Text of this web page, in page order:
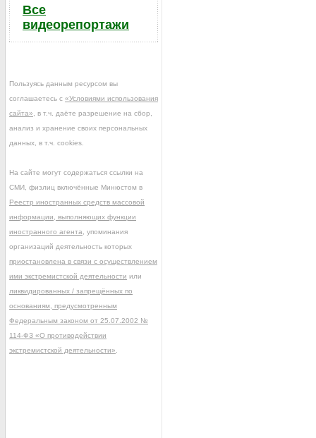
Все
видеорепортажи
Пользуясь данным ресурсом вы
соглашаетесь с «Условиями использования
сайта» , в т.ч. даёте разрешение на сбор,
анализ и хранение своих персональных
данных, в т.ч. cookies.
На сайте могут содержаться ссылки на
СМИ, физлиц включённые Минюстом в
Реестр иностранных средств массовой
информации, выполняющих функции
иностранного агента , упоминания
организаций деятельность которых
приостановлена в связи с осуществлением
ими экстремистской деятельности или
ликвидированных / запрещённых по
основаниям, предусмотренным
Федеральным законом от 25.07.2002 №
114-ФЗ «О противодействии
экстремистской деятельности»